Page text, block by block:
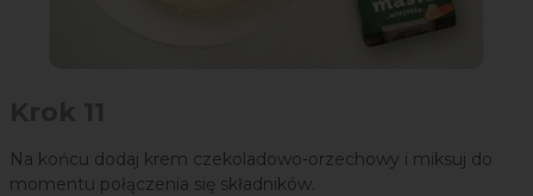
Na końcu dodaj krem czekoladowo-orzechowy i miksuj do
momentu połączenia się składników.